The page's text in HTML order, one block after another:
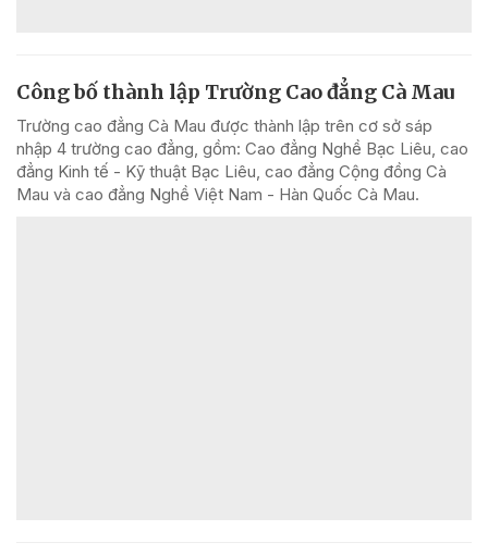
Công bố thành lập Trường Cao đẳng Cà Mau
Trường cao đẳng Cà Mau được thành lập trên cơ sở sáp
nhập 4 trường cao đẳng, gồm: Cao đẳng Nghề Bạc Liêu, cao
đẳng Kinh tế - Kỹ thuật Bạc Liêu, cao đẳng Cộng đồng Cà
Mau và cao đẳng Nghề Việt Nam - Hàn Quốc Cà Mau.